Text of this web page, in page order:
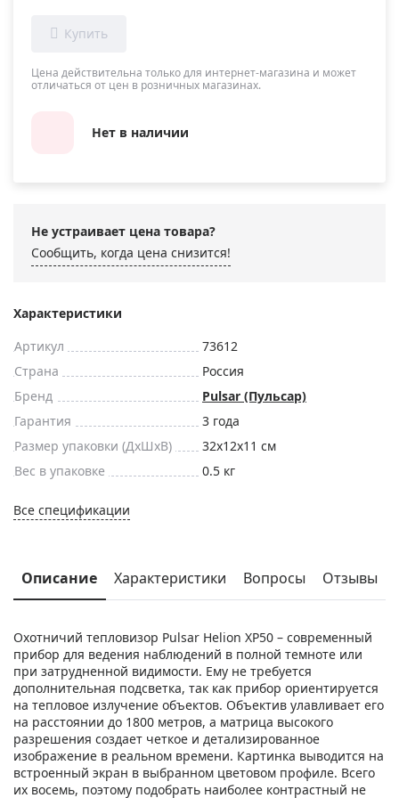
Цена действительна только для интернет-магазина и может
отличаться от цен в розничных магазинах.
Нет в наличии
Не устраивает цена товара?
Сообщить, когда цена снизится!
Характеристики
Артикул
73612
Страна
Россия
Бренд
Pulsar (Пульсар)
Гарантия
3 года
Размер упаковки (ДxШxВ)
32x12x11 см
Вес в упаковке
0.5 кг
Все спецификации
Описание Характеристики Вопросы Отзывы
Охотничий тепловизор Pulsar Helion XP50 – современный
прибор для ведения наблюдений в полной темноте или
при затрудненной видимости. Ему не требуется
дополнительная подсветка, так как прибор ориентируется
на тепловое излучение объектов. Объектив улавливает его
на расстоянии до 1800 метров, а матрица высокого
разрешения создает четкое и детализированное
изображение в реальном времени. Картинка выводится на
встроенный экран в выбранном цветовом профиле. Всего
их восемь, поэтому подобрать наиболее контрастный не